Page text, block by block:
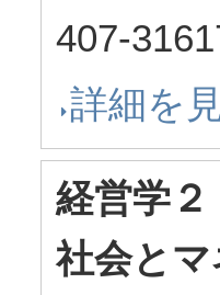
407-
詳細を
経営学
社会と